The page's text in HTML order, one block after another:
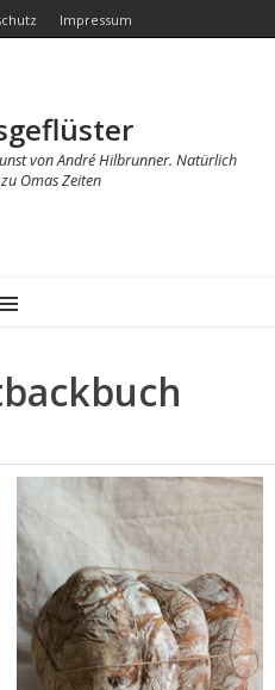
Impressum
von André Hilbrunner. Natürlich
Omas Zeiten
MENU